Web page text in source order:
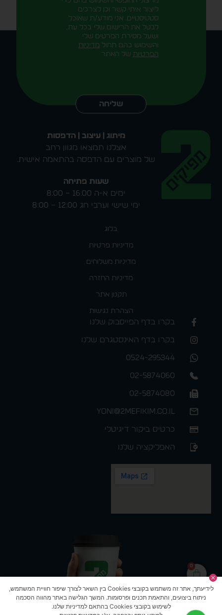
0
ליצור איתי קשר וכן לצרכים
סטטיסטיים. אני מודע/ת שאוכל
לבטל את הרישום שלי בכל עת,
ושעל מסירת הפרטים שלי
והשימוש בהם תחול מדיניות
הפרטיות של האתר
שליחה
מיתוג | עיצוב | הדפסות
אצלנו תמצאו מגוון רחב
של מוצרים עם הדפסה בהתאמה אישית.
שעות פתיחה
ימים א-ה 16:00 – 8:00
ימי שישי וערבי חג 12:00 – 8:00
בלוג
מדיניות פרטיות
מדיניות משלוחים
מדיניות החזרה
תקנון אתר
הצהרת נגישות
בקרו בדף הפייסבוק שלנו
בקרו בדף האינסטגרם שלנו
0524-295344
02-5874060
02-5874080
yoni@2mefikim.co.il
כרטיס ביקור דיגיטלי
האפליקציה שלנו
לידיעתך, אתר זה משתמש בקובצי Cookies בין השאר לצורך שיפור חוויית המשתמש,
ניתוח ביצועים, והתאמת תכנים ופרסומות. המשך הגלישה באתר מהווה הסכמה
לשימוש בקובצי Cookies בהתאם למדיניות שלנו.